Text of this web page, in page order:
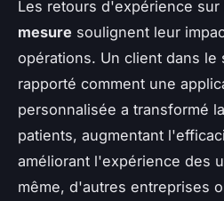
Les retours d'expérience sur
mesure soulignent leur
opérations. Un client dans le
rapporté comment une
personnalisée a transformé
patients, augmentant
améliorant l'expérience des
même, d'autres entreprises